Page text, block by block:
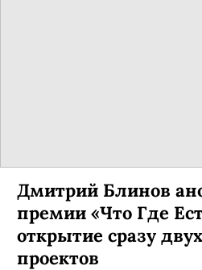
Дмитрий Блинов
премии «Что Где
открытие сразу
проектов